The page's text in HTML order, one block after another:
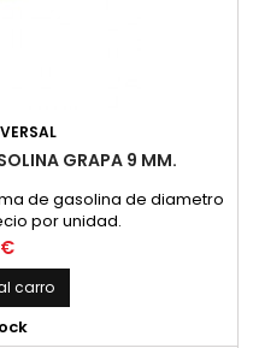
GRAPA 9 MM.
de gasolina de diametro
por unidad.
carro